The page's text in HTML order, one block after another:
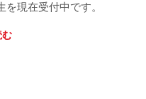
現在受付中です。